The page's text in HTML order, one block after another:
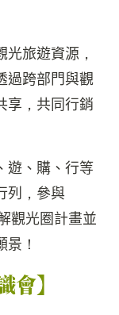
旅遊資源，
過跨部門與觀
享，共同行銷
遊、購、行等
列，參與
觀光圈計畫並
！
會】